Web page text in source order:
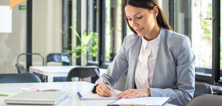
Leichte Sprache
Gebärdensprache